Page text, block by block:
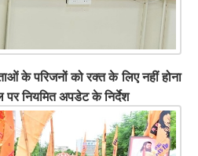
के परिजनों को रक्त के लिए नहीं होना
पर नियमित अपडेट के निर्देश